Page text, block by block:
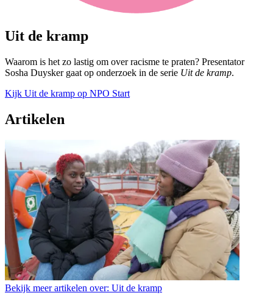
Uit de kramp
Waarom is het zo lastig om over racisme te praten? Presentator
Sosha Duysker gaat op onderzoek in de serie Uit de kramp.
Kijk Uit de kramp op NPO Start
Artikelen
Bekijk meer artikelen over: Uit de kramp